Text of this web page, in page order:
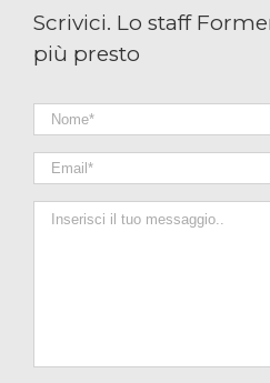
Scrivici. Lo staff
più presto